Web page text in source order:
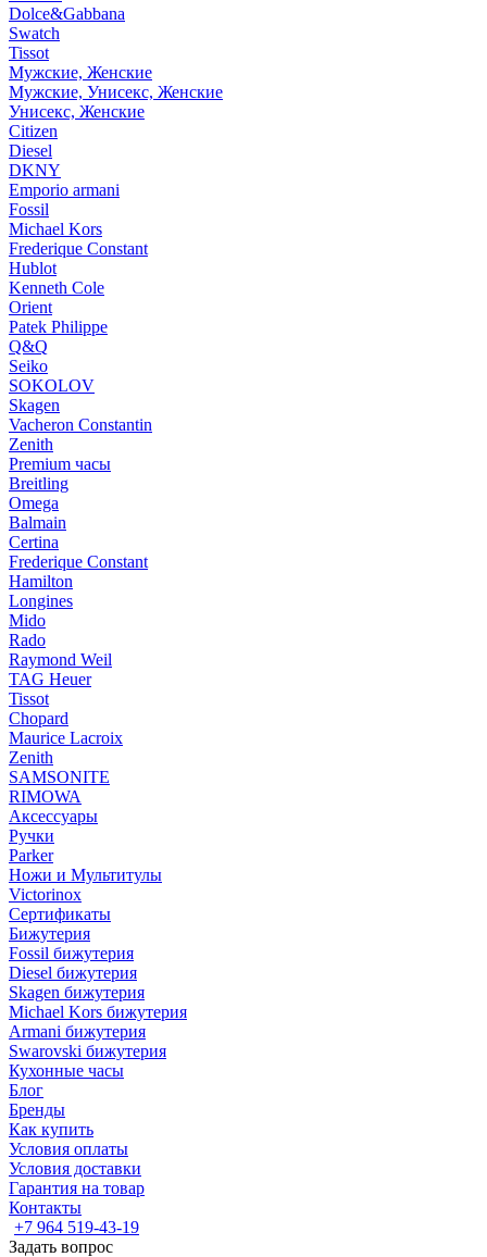
Dolce&Gabbana
Swatch
Tissot
Мужские, Женские
Мужские, Унисекс, Женские
Унисекс, Женские
Citizen
Diesel
DKNY
Emporio armani
Fossil
Michael Kors
Frederique Constant
Hublot
Kenneth Cole
Orient
Patek Philippe
Q&Q
Seiko
SOKOLOV
Skagen
Vacheron Constantin
Zenith
Premium часы
Breitling
Omega
Balmain
Certina
Frederique Constant
Hamilton
Longines
Mido
Rado
Raymond Weil
TAG Heuer
Tissot
Chopard
Maurice Lacroix
Zenith
SAMSONITE
RIMOWA
Аксессуары
Ручки
Parker
Ножи и Мультитулы
Victorinox
Сертификаты
Бижутерия
Fossil бижутерия
Diesel бижутерия
Skagen бижутерия
Michael Kors бижутерия
Armani бижутерия
Swarovski бижутерия
Кухонные часы
Блог
Бренды
Как купить
Условия оплаты
Условия доставки
Гарантия на товар
Контакты
+7 964 519-43-19
Задать вопрос